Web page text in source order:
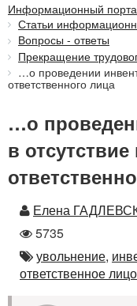
Информационный
Статьи
Вопросы - ответы
Прекращение
…о проведении
ответственного лица
…о
в
Автор
Елена
Количество
просмотров
5735
Автор
увольнение,
ответственное лицо